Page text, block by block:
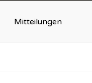
Mitteilungen